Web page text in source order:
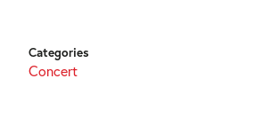
Categories
Concert